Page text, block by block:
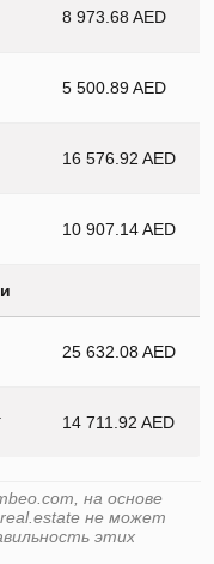
8 973.68 AED
5 500.89 AED
16 576.92 AED
10 907.14 AED
25 632.08 AED
14 711.92 AED
на основе
real.estate не может
этих